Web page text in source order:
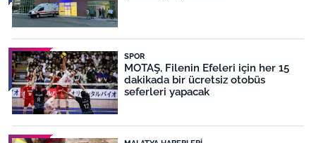
SPOR
MOTAŞ, Filenin Efeleri için her 15
dakikada bir ücretsiz otobüs
seferleri yapacak